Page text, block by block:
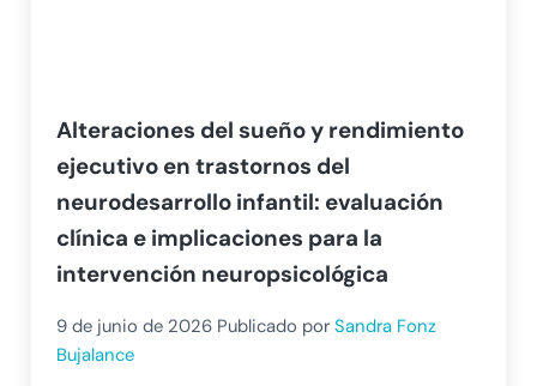
Alteraciones del sueño y rendimiento
ejecutivo en trastornos del
neurodesarrollo infantil: evaluación
clínica e implicaciones para la
intervención neuropsicológica
9 de junio de 2026 Publicado porSandra Fonz
Bujalance